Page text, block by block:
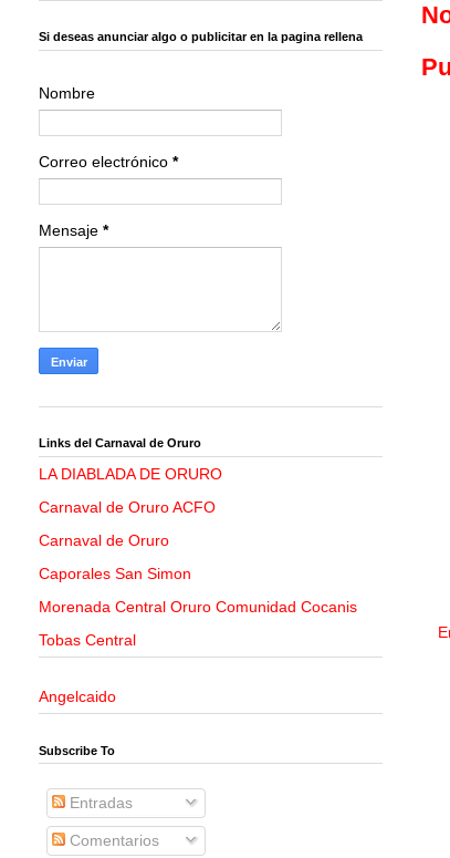
Si deseas anunciar algo o publicitar en la pagina rellena
Nombre
Correo electrónico *
Mensaje *
Links del Carnaval de Oruro
LA DIABLADA DE ORURO
Carnaval de Oruro ACFO
Carnaval de Oruro
Caporales San Simon
Morenada Central Oruro Comunidad Cocanis
Tobas Central
Angelcaido
Subscribe To
Entradas
Comentarios